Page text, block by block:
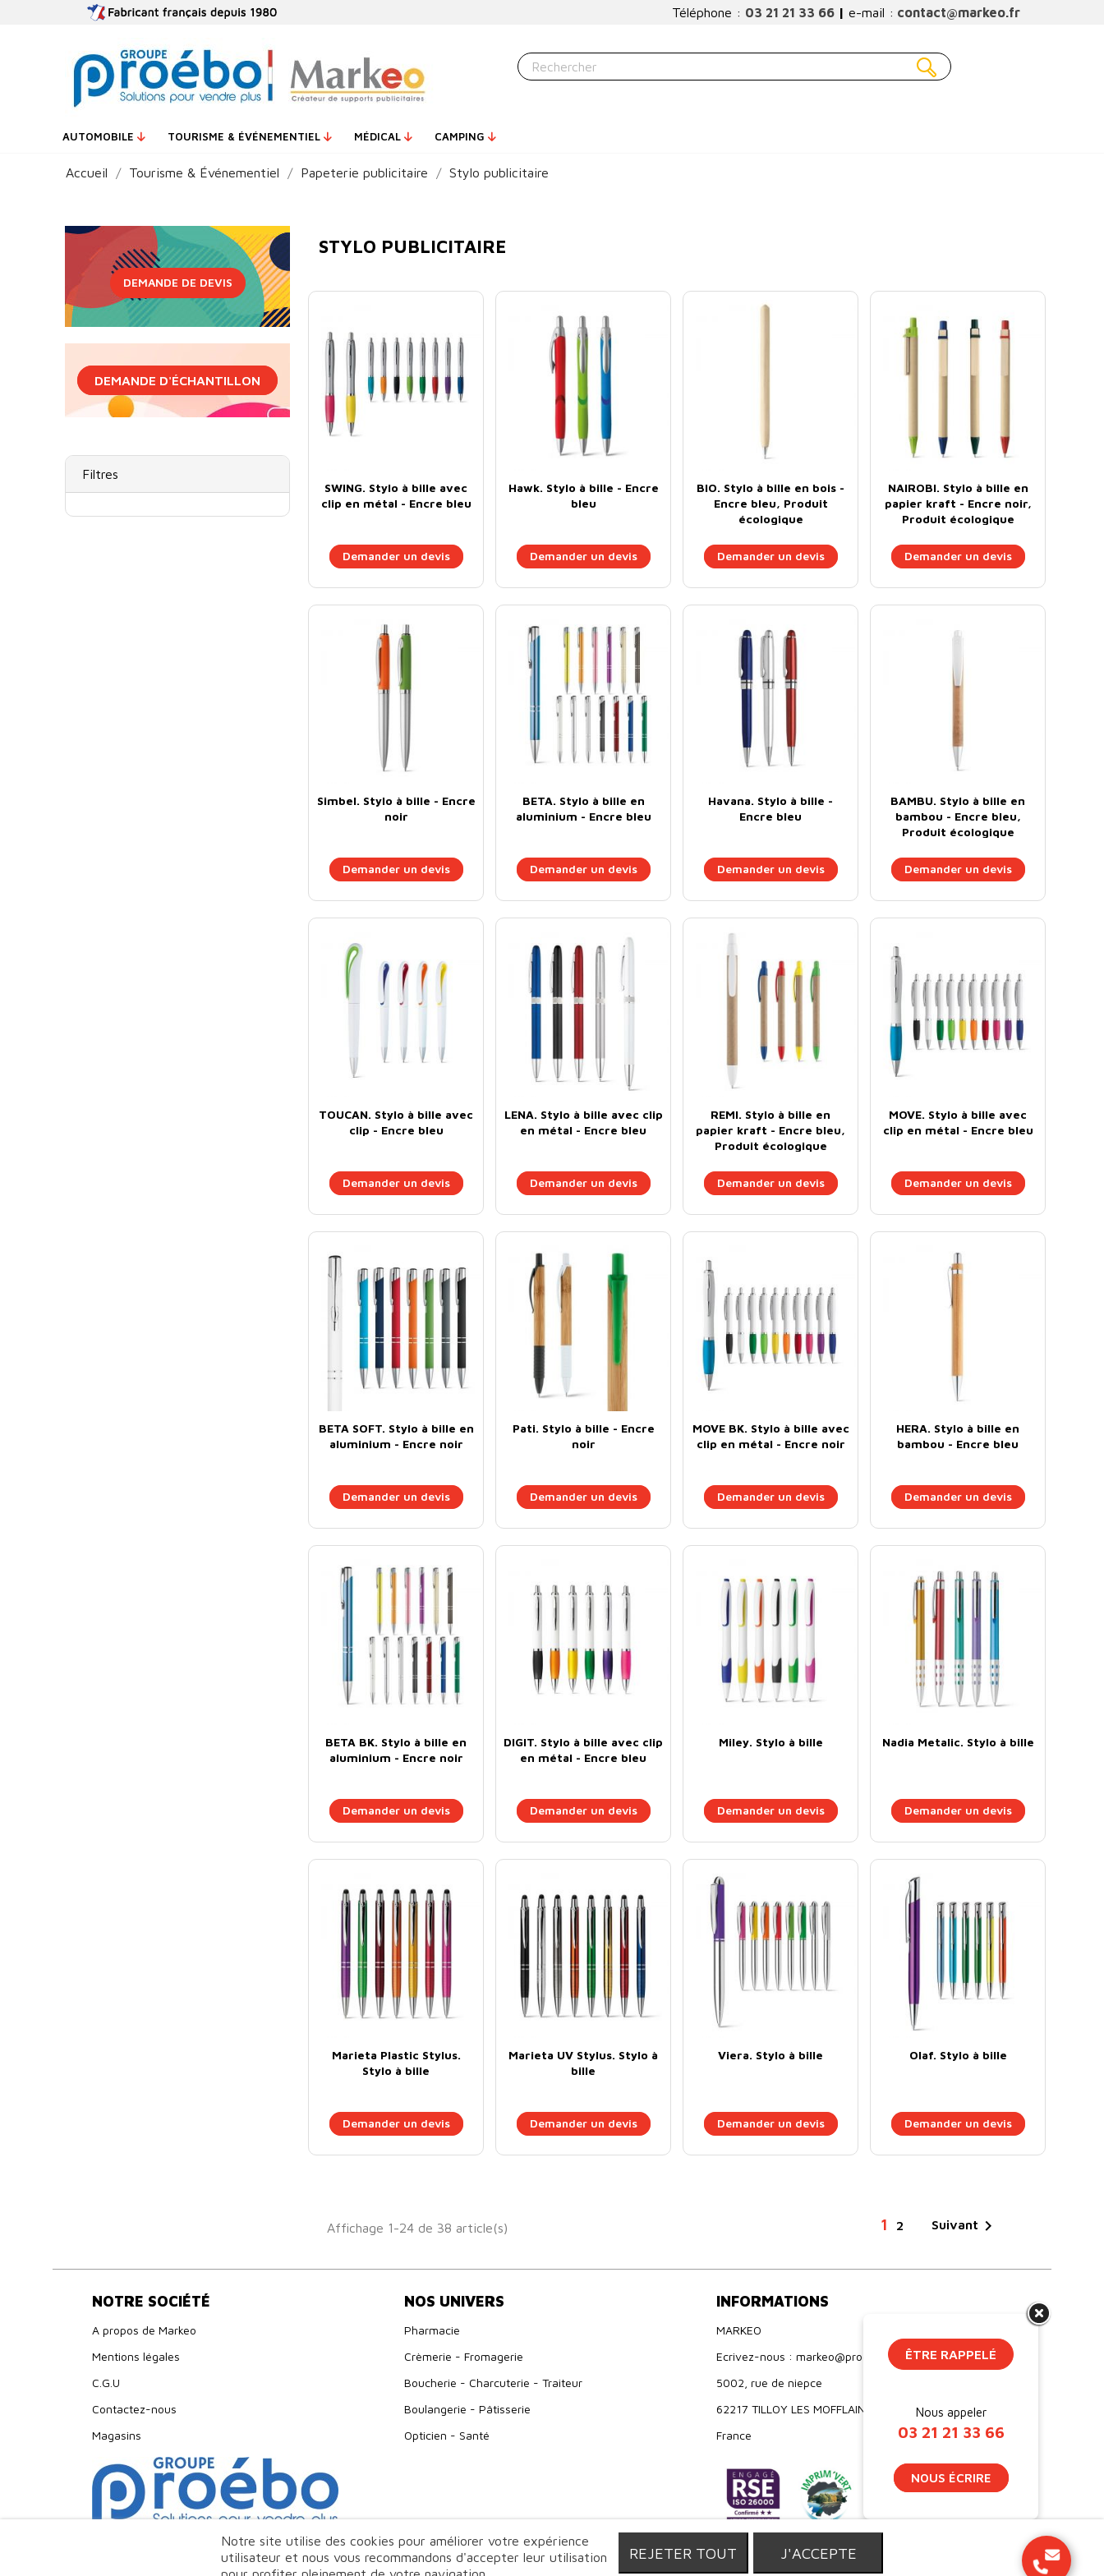
Téléphone : 03 21 21 33 66 | e-mail : contact@markeo.fr
AUTOMOBILE TOURISME & ÉVÉNEMENTIEL MÉDICAL CAMPING
Accueil Tourisme & Événementiel Papeterie publicitaire Stylo publicitaire
DEMANDE DE DEVIS
DEMANDE D'ÉCHANTILLON
Filtres
STYLO PUBLICITAIRE
SWING. Stylo à bille avec
clip en métal - Encre bleu
Demander un devis
Hawk. Stylo à bille - Encre
bleu
Demander un devis
BIO. Stylo à bille en bois -
Encre bleu, Produit
écologique
Demander un devis
NAIROBI. Stylo à bille en
papier kraft - Encre noir,
Produit écologique
Demander un devis
Simbel. Stylo à bille - Encre
noir
Demander un devis
BETA. Stylo à bille en
aluminium - Encre bleu
Demander un devis
Havana. Stylo à bille -
Encre bleu
Demander un devis
BAMBU. Stylo à bille en
bambou - Encre bleu,
Produit écologique
Demander un devis
TOUCAN. Stylo à bille avec
clip - Encre bleu
Demander un devis
LENA. Stylo à bille avec clip
en métal - Encre bleu
Demander un devis
REMI. Stylo à bille en
papier kraft - Encre bleu,
Produit écologique
Demander un devis
MOVE. Stylo à bille avec
clip en métal - Encre bleu
Demander un devis
BETA SOFT. Stylo à bille en
aluminium - Encre noir
Demander un devis
Pati. Stylo à bille - Encre
noir
Demander un devis
MOVE BK. Stylo à bille avec
clip en métal - Encre noir
Demander un devis
HERA. Stylo à bille en
bambou - Encre bleu
Demander un devis
BETA BK. Stylo à bille en
aluminium - Encre noir
Demander un devis
DIGIT. Stylo à bille avec clip
en métal - Encre bleu
Demander un devis
Miley. Stylo à bille
Demander un devis
Nadia Metalic. Stylo à bille
Demander un devis
Marieta Plastic Stylus.
Stylo à bille
Demander un devis
Marieta UV Stylus. Stylo à
bille
Demander un devis
Viera. Stylo à bille
Demander un devis
Olaf. Stylo à bille
Demander un devis
Affichage 1-24 de 38 article(s) 1 2 Suivant 
NOTRE SOCIÉTÉ
A propos de Markeo
Mentions légales
C.G.U
Contactez-nous
Magasins
NOS UNIVERS
Pharmacie
Crèmerie - Fromagerie
Boucherie - Charcuterie - Traiteur
Boulangerie - Pâtisserie
Opticien - Santé
INFORMATIONS
MARKEO
Ecrivez-nous : markeo@proebo.fr
5002, rue de niepce
62217 TILLOY LES MOFFLAINES
France
ÊTRE RAPPELÉ
Nous appeler
03 21 21 33 66
NOUS ÉCRIRE
Notre site utilise des cookies pour améliorer votre expérience
utilisateur et nous vous recommandons d'accepter leur utilisation
REJETER TOUT J'ACCEPTE